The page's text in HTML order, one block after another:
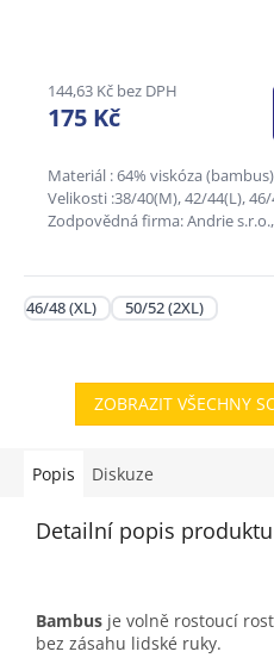
je
3,1
z
hvězdiček.
144,63 Kč bez DPH
175 Kč
Materiál : 64% viskóza
Velikosti :38/40(M), 42/44(L),
Zodpovědná firma: Andrie
46/48 (XL) 50/52 (2XL)
ZOBRAZIT VŠECHNY
Popis Diskuze
Detailní popis produktu
Bambus je volně rostoucí
bez zásahu lidské ruky.